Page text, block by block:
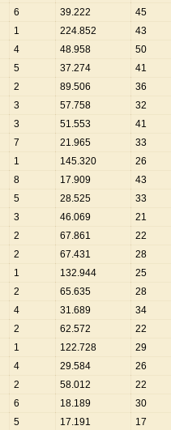
6 39.222 45
1 224.852 43
4 48.958 50
5 37.274 41
2 89.506 36
3 57.758 32
3 51.553 41
7 21.965 33
1 145.320 26
8 17.909 43
5 28.525 33
3 46.069 21
2 67.861 22
2 67.431 28
1 132.944 25
2 65.635 28
4 31.689 34
2 62.572 22
1 122.728 29
4 29.584 26
2 58.012 22
6 18.189 30
5 17.191 17